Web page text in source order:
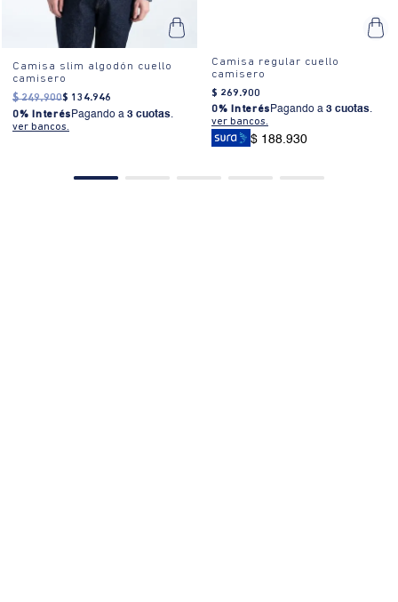
Camisa slim algodón cuello
camisero
$ 249.900$ 134.946
0% Interés Pagando a 3 cuotas.
ver bancos.
Camisa regular cuello
camisero
$ 269.900
0% Interés Pagando a 3 cuotas.
ver bancos.
$ 188.930